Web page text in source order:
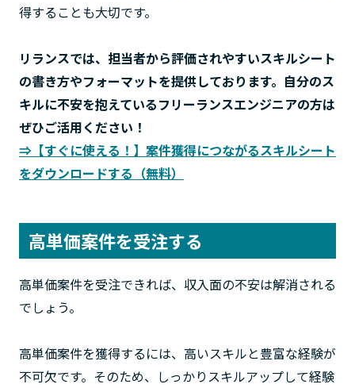
得することも大切です。
リランスでは、担当者から評価されやすいスキルシート
の書き方やフォーマットを提供しております。自分のス
キルに不安を抱えているフリーランスエンジニアの方は
ぜひご活用ください！
⇒【すぐに使える！】案件獲得につながるスキルシート
をダウンロードする（無料）
高単価案件を受注する
高単価案件を受注できれば、収入面の不安は解消される
でしょう。
高単価案件を獲得するには、高いスキルと豊富な経験が
不可欠です。そのため、しっかりスキルアップして経験